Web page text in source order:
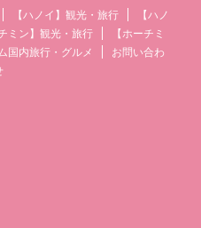
【ハノイ】観光・旅行
【ハノ
ミン】観光・旅行
【ホーチミ
国内旅行・グルメ
お問い合わ